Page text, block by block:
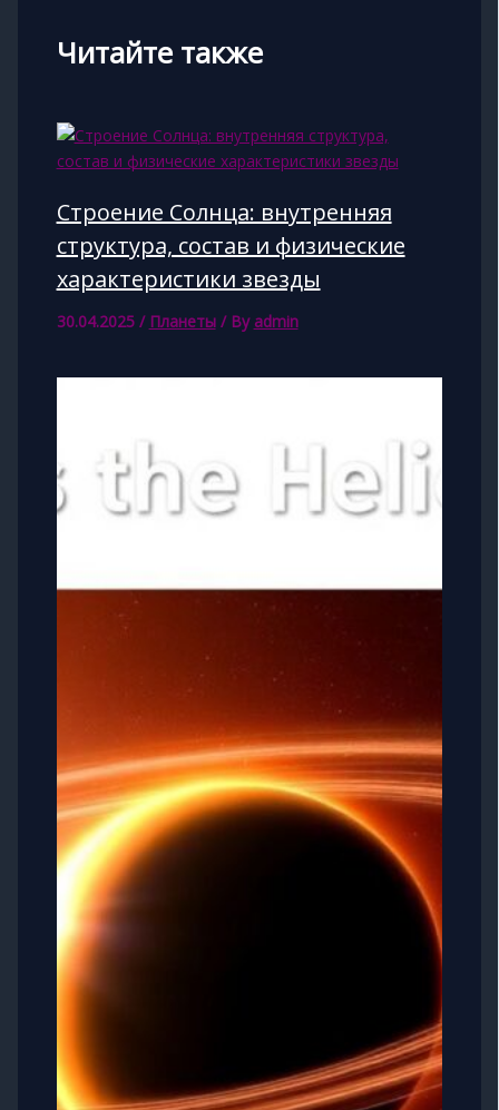
Читайте также
Строение Солнца: внутренняя
структура, состав и физические
характеристики звезды
30.04.2025 / Планеты/ By admin